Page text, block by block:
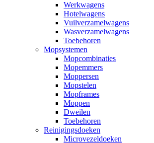
Werkwagens
Hotelwagens
Vuilverzamelwagens
Wasverzamelwagens
Toebehoren
Mopsystemen
Mopcombinaties
Mopemmers
Moppersen
Mopstelen
Mopframes
Moppen
Dweilen
Toebehoren
Reinigingsdoeken
Microvezeldoeken